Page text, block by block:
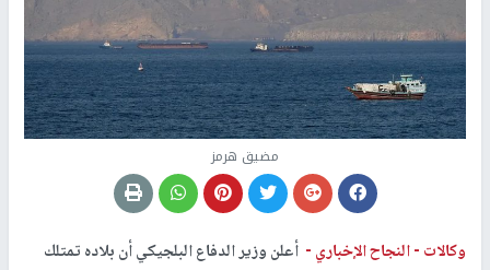
مضيق هرمز
وكالات -النجاح الإخباري - أعلن وزير الدفاع البلجيكي أن بلاده تمتلك